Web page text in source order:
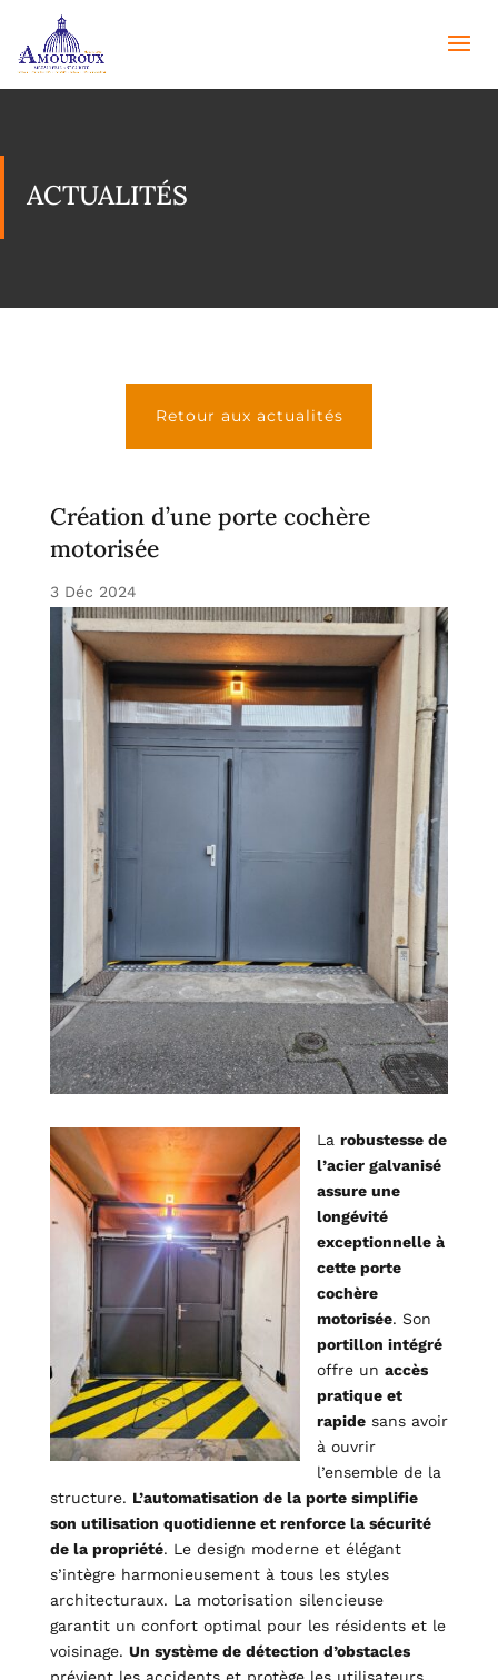
ACTUALITÉS
Retour aux actualités
Création d’une porte cochère
motorisée
3 Déc 2024
La robustesse de
l’acier galvanisé
assure une
longévité
exceptionnelle à
cette porte
cochère
motorisée. Son
portillon intégré
offre un accès
pratique et
rapidesans avoir
à ouvrir
l’ensemble de la
structure. L’automatisation de la porte simplifie
son utilisation quotidienne et renforce la sécurité
de la propriété. Le design moderne et élégant
s’intègre harmonieusement à tous les styles
architecturaux. La motorisation silencieuse
garantit un confort optimal pour les résidents et le
voisinage. Un système de détection d’obstacles